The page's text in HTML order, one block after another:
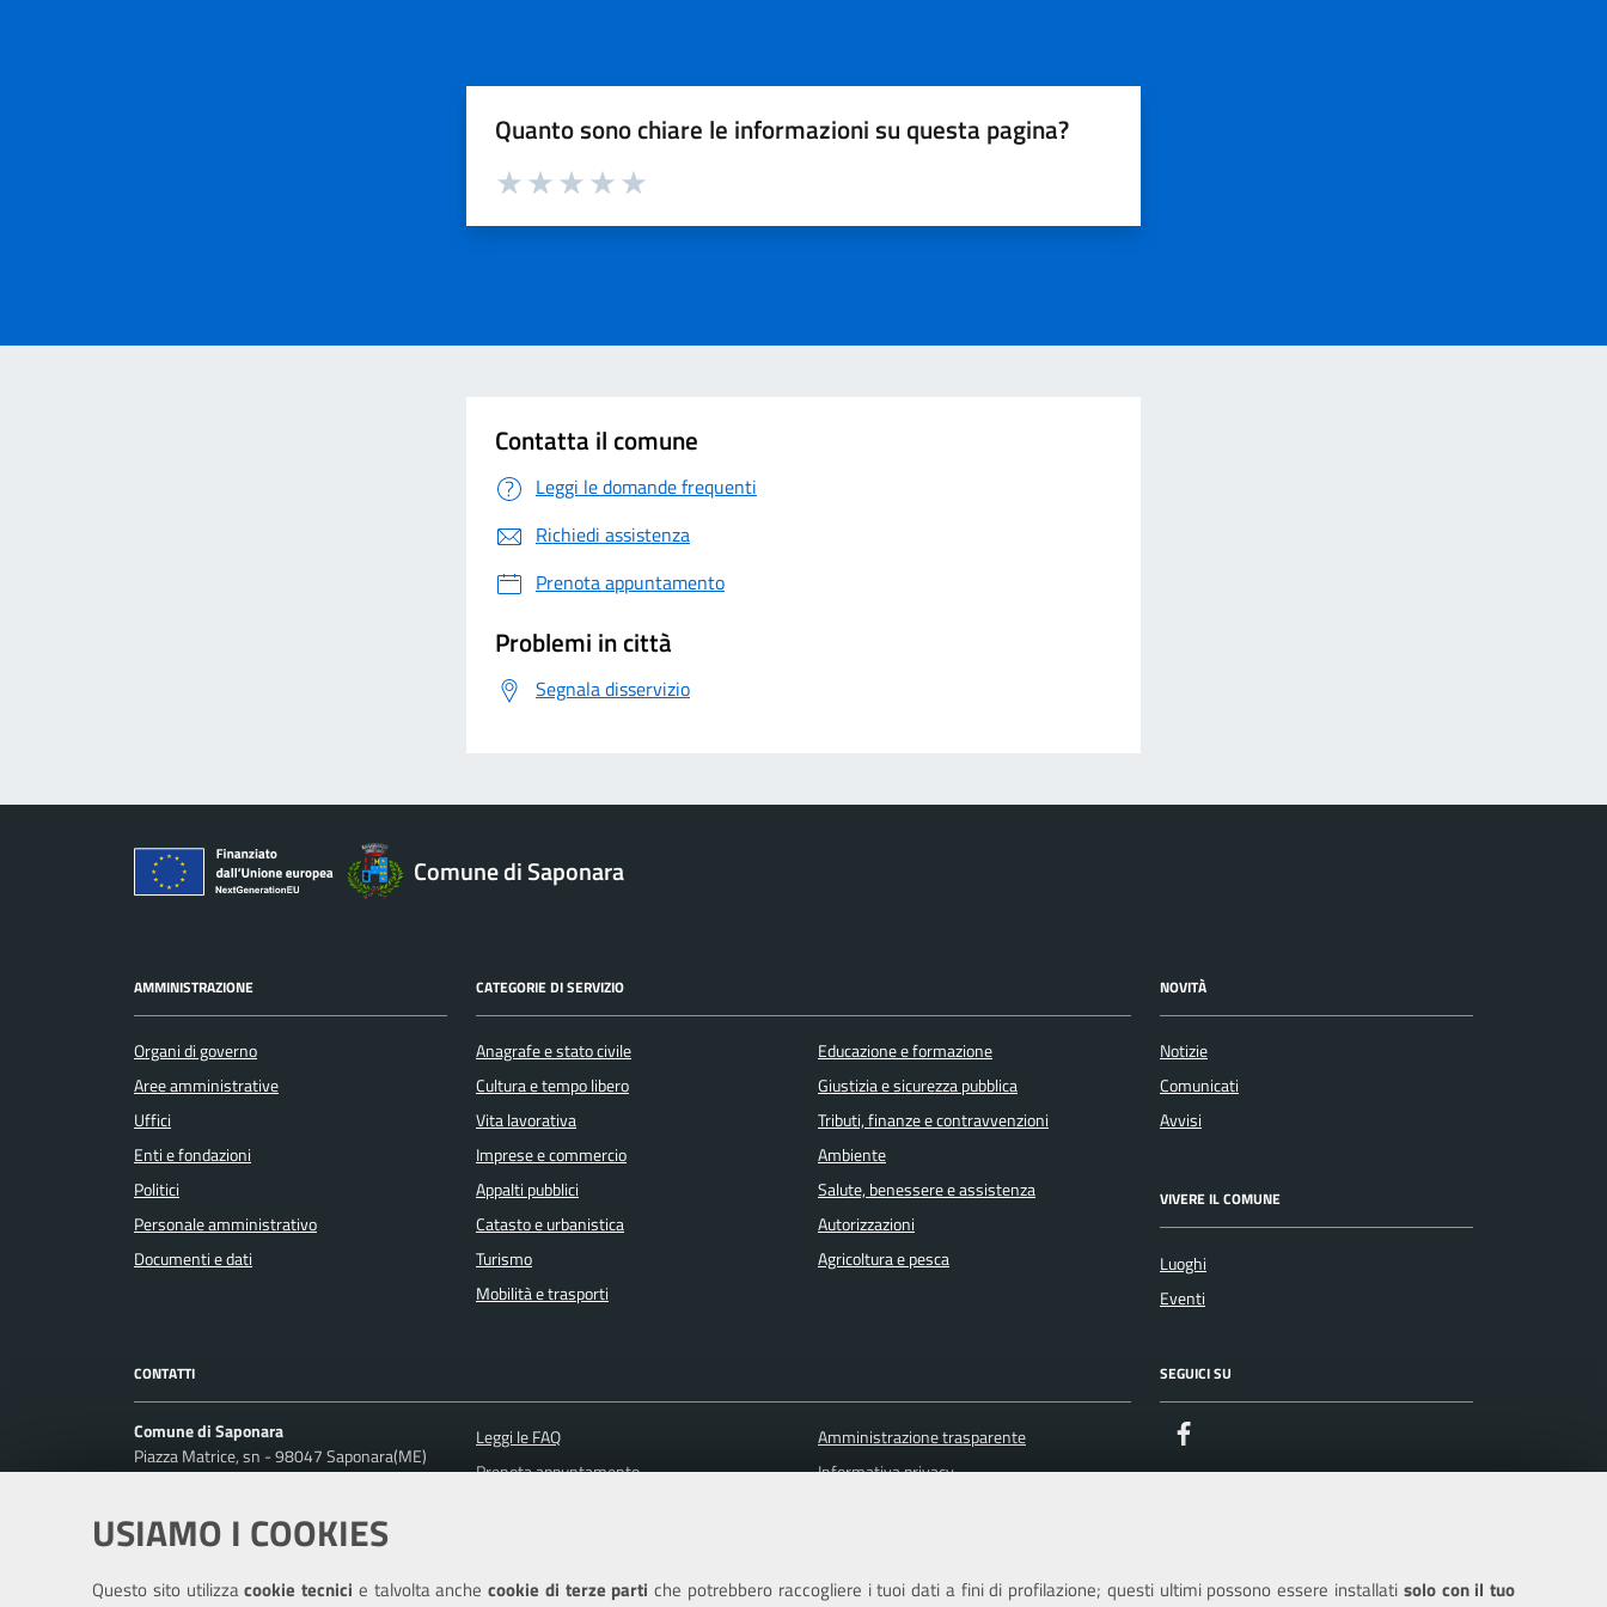
USIAMO I COOKIES
Questo sito utilizzacookie tecnici e talvolta anchecookie di terze parti che potrebbero raccogliere i tuoi dati a fini di profilazione; questi ultimi possono essere installati solo con il tuo
Quanto sono chiare le informazioni su questa pagina?
Contatta il comune
Leggi le domande frequenti
Richiedi assistenza
Prenota appuntamento
Problemi in città
Segnala disservizio
Comune di Saponara
AMMINISTRAZIONE
Organi di governo
Aree amministrative
Uffici
Enti e fondazioni
Politici
Personale amministrativo
Documenti e dati
CATEGORIE DI SERVIZIO
Anagrafe e stato civile
Cultura e tempo libero
Vita lavorativa
Imprese e commercio
Appalti pubblici
Catasto e urbanistica
Turismo
Mobilità e trasporti
Educazione e formazione
Giustizia e sicurezza pubblica
Tributi, finanze e contravvenzioni
Ambiente
Salute, benessere e assistenza
Autorizzazioni
Agricoltura e pesca
NOVITÀ
Notizie
Comunicati
Avvisi
VIVERE IL COMUNE
Luoghi
Eventi
CONTATTI
Comune di Saponara
Piazza Matrice, sn - 98047 Saponara(ME)
Ufficio Relazioni con il Pubblico
comune.saponara@pec.it
Leggi le FAQ
Prenota appuntamento
Amministrazione trasparente
Informativa privacy
SEGUICI SU